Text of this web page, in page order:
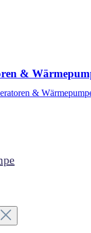
&
&